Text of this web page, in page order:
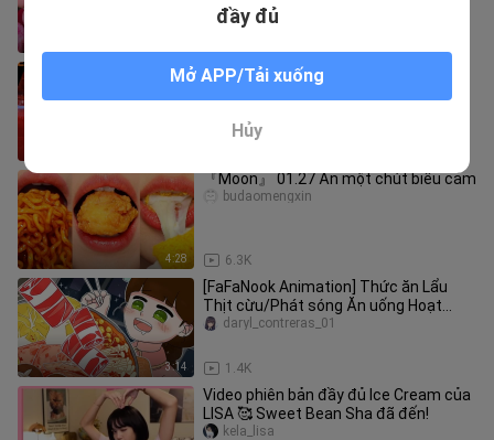
[Mukbang] Ăn mật ong bảy sắc cầu
vồng đông lạnh, kích thích ghê~
4:28
『Moon』 01.27 Ăn một chút biểu cảm
6.3K
budaomengxin
3:14
[FaFaNook Animation] Thức ăn Lẩu
Thịt cừu/Phát sóng Ăn uống Hoạt
hình/ASMR
1.4K
daryl_contreras_01
Video phiên bản đầy đủ Ice Cream của
LISA 🥰 Sweet Bean Sha đã đến!
kela_lisa
đầy đủ
Mở APP/Tải xuống
Hủy